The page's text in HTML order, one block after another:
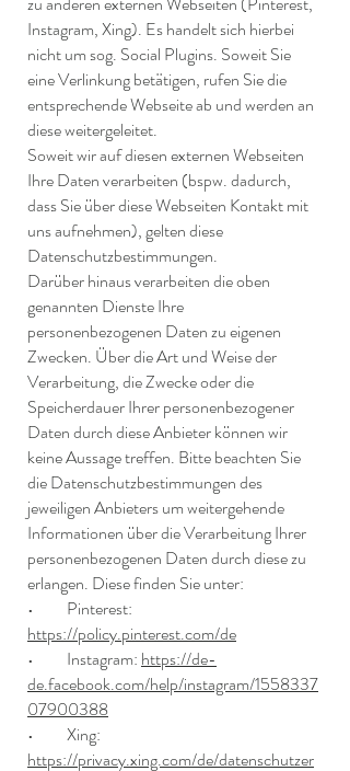
Instagram, Xing). Es handelt sich hierbei
nicht um sog. Social Plugins. Soweit Sie
eine Verlinkung betätigen, rufen Sie die
entsprechende Webseite ab und werden an
diese weitergeleitet.
Soweit wir auf diesen externen Webseiten
Ihre Daten verarbeiten (bspw. dadurch,
dass Sie über diese Webseiten Kontakt mit
uns aufnehmen), gelten diese
Datenschutzbestimmungen.
Darüber hinaus verarbeiten die oben
genannten Dienste Ihre
personenbezogenen Daten zu eigenen
Zwecken. Über die Art und Weise der
Verarbeitung, die Zwecke oder die
Speicherdauer Ihrer personenbezogener
Daten durch diese Anbieter können wir
keine Aussage treffen. Bitte beachten Sie
die Datenschutzbestimmungen des
jeweiligen Anbieters um weitergehende
Informationen über die Verarbeitung Ihrer
personenbezogenen Daten durch diese zu
erlangen. Diese finden Sie unter:
• Pinterest:
https://policy.pinterest.com/de
• Instagram: https://de-
de.facebook.com/help/instagram/1558337
07900388
• Xing:
https://privacy.xing.com/de/datenschutzer